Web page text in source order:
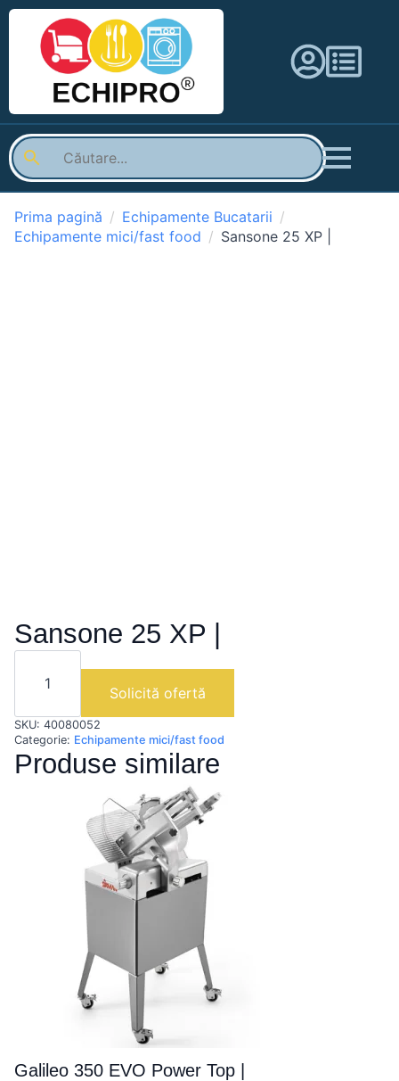
Prima pagină
Echipamente Bucatarii
Echipamente mici/fast food
Sansone 25 XP |
Sansone 25 XP |
Cantitate
|
Solicită ofertă
SKU: 40080052
Categorie: Echipamente mici/fast food
Produse similare
Galileo 350 EVO Power Top |